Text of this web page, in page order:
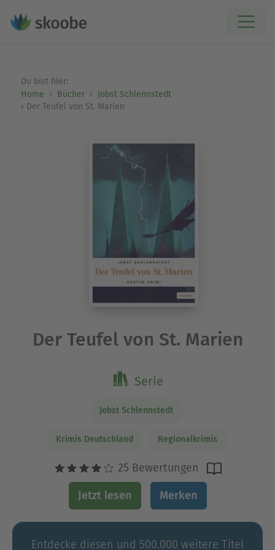
Du bist hier:
Home
Bücher
Jobst Schlennstedt
Der Teufel von St. Marien
Der Teufel von St. Marien
Serie
Jobst Schlennstedt
Krimis Deutschland Regionalkrimis
25 Bewertungen
Jetzt lesen Merken
Entdecke diesen und 500.000 weitere Titel